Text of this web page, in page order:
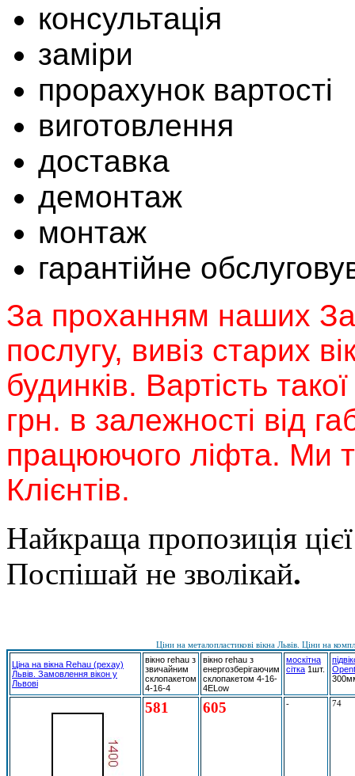
консультація
заміри
прорахунок вартості
виготовлення
доставка
демонтаж
монтаж
гарантійне
За проханням наших
послугу, вивіз старих
будинків. Вартість
грн. в залежності від
працюючого ліфта. Ми
Клієнтів.
Найкраща пропозиція
Поспішай не зволікай.
Ціни на металопластикові вікна Львів. Ціни на
Ціна на вікна Rehau (рехау)
Львів. Замовлення вікон у
Львові
вікно rehau з
звичайним
склопакетом
4-16-4
вікно rehau з
енергозберігаючим
склопакетом 4-16-
4ELow
москітна
сітка 1шт.
581 605 - 74